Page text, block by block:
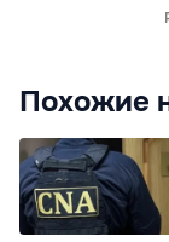
Похожие